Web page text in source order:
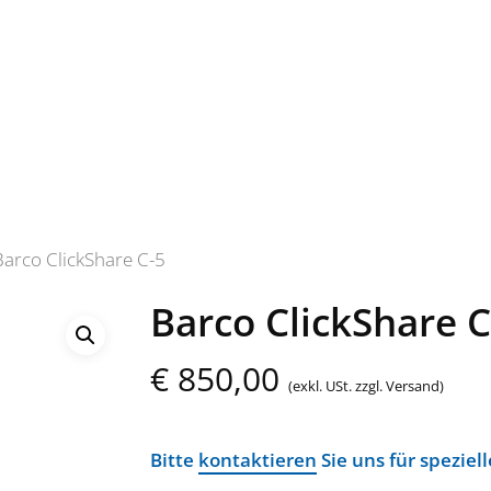
ClickShare C-5
Barco ClickShare
€850,00 (exkl. USt. zzgl. Versand)
Bitte kontaktieren Sie uns für